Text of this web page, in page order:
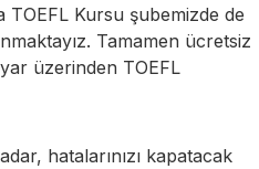
TOEFL Kursu şubemizde de
Tamamen ücretsiz
üzerinden TOEFL
hatalarınızı kapatacak